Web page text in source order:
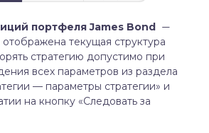
портфеля James Bond —
текущая структура
стратегию допустимо при
всех параметров из раздела
— параметры стратегии» и
на кнопку «Следовать за